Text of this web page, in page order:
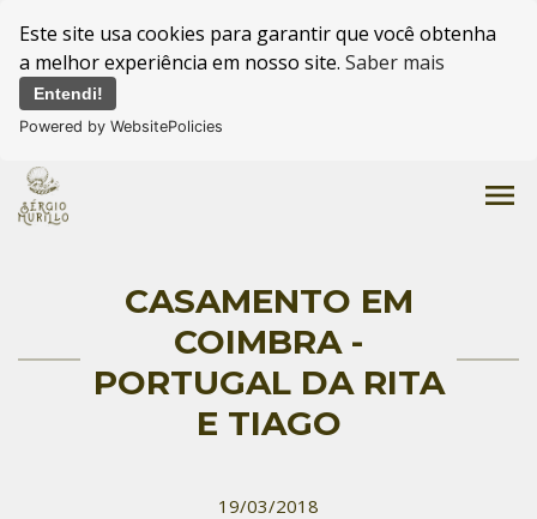
Este site usa cookies para garantir que você obtenha
a melhor experiência em nosso site. Saber mais
Entendi!
Powered by WebsitePolicies
menu
CASAMENTO EM
COIMBRA -
PORTUGAL DA RITA
E TIAGO
19/03/2018